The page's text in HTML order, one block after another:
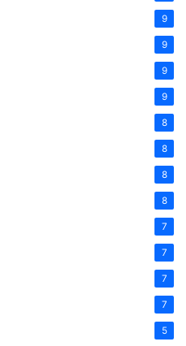
9
9
9
9
8
8
8
8
7
7
7
7
5